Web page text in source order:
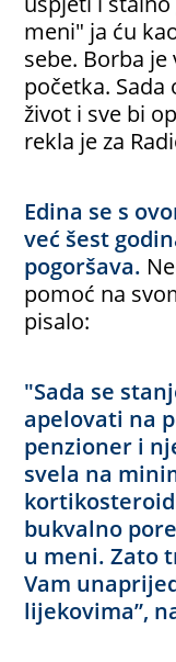
meni" ja ću
sebe. Borba
početka.
život i sve bi
rekla je za
Edina se s
već šest
pogoršava.
pomoć na
pisalo:
"Sada se
apelovati na
penzioner i
svela na
bukvalno
u meni. Zato
Vam
lijekovima”,